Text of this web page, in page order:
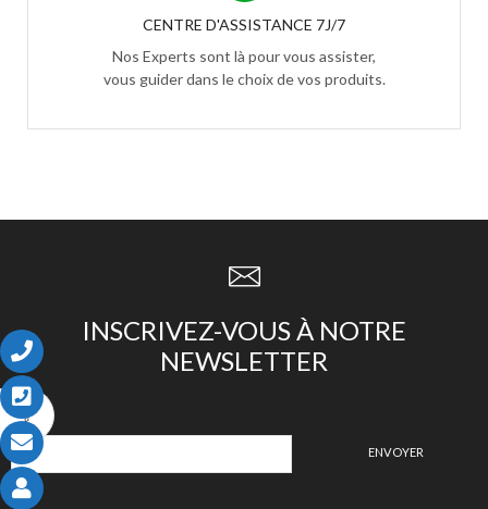
CENTRE D'ASSISTANCE 7J/7
Nos Experts sont là pour vous assister,
vous guider dans le choix de vos produits.
INSCRIVEZ-VOUS À NOTRE
NEWSLETTER